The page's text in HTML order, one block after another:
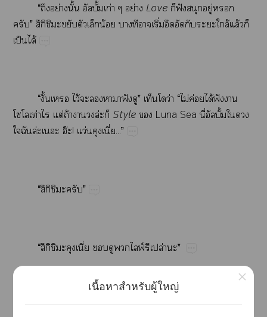
“​​ย่​ั้​ั้ก่​ย่ Love​​ฟั​​ู่​​
”​ึิ​​​​​น้​​​​ิ่​​​​​ล้​ล้​​
ป็​ได้
“ั้​ไว้​​​​​ฟั​”​​ว่​“​ไม่​ค่​ได้​ฟั​​
ท่​​ต่​ถ้​​​ล่​ Style ​Luna​Sea​ี่ั้​​
​​ล่​อ๊!​ว่​ี่...”
“ึิ​​”
“ึิ​​ี่​​​ฟ์ปล่​”
“​​​บ้​”
เนื้อหาสำหรับผู้ใหญ่
×